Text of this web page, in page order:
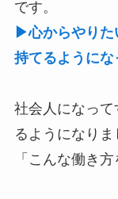
です。
▶心からやりた
持てるように
社会人になっ
るようになりま
「こんな働き